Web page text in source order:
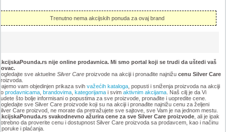
Trenutno nema akcijskih ponuda za ovaj brand
nije online prodavnica. Mi smo portal koji se trudi da uštedi vaš
sve aktuelne Silver Careproizvode na akciji i pronađite najnižu cenu Silver Care
vam objedinjen prikaza svih važećih kataloga, popusti i sniženja proizvoda na akciji
prodavnicama, brandovima, kategorijamai svim aktivnim akcijama. Naš cilj je da Vi
što bolje informisani o popustima za sve proizvode, pronađite i uopredite cene.
sve Silver Care proizvode koji su na akciji i pronađite najnižu cenu za željeni
Care proizvod, ne morate da pretražujete sve sajtove, sve Vam je na jednom mestu.
svakodnevno ažurira cene za sve Silver Care proizvode, ali je ipak
da proverite cenu i dostupnost Silver Care proizvoda sa prodavcem, kao i načinu
i plaćanja.